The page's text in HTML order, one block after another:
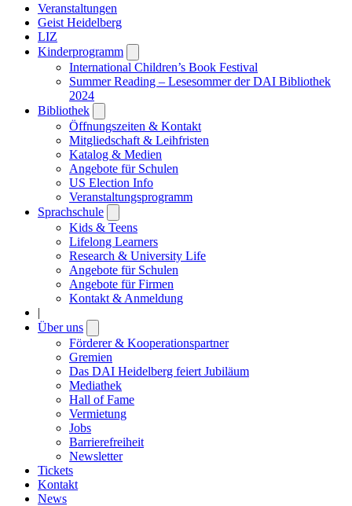
Veranstaltungen
Geist Heidelberg
LIZ
Kinderprogramm
submenu
International Children’s Book Festival
Summer Reading – Lesesommer der DAI Bibliothek
2024
Bibliothek
submenu
Öffnungszeiten & Kontakt
Mitgliedschaft & Leihfristen
Katalog & Medien
Angebote für Schulen
US Election Info
Veranstaltungsprogramm
Sprachschule
submenu
Kids & Teens
Lifelong Learners
Research & University Life
Angebote für Schulen
Angebote für Firmen
Kontakt & Anmeldung
|
Über uns
submenu
Förderer & Kooperationspartner
Gremien
Das DAI Heidelberg feiert Jubiläum
Mediathek
Hall of Fame
Vermietung
Jobs
Barrierefreiheit
Newsletter
Tickets
Kontakt
News